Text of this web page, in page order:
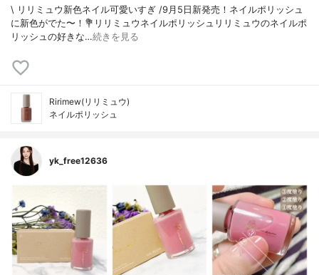
\ リリミュウ新色ネイル可愛いすぎ /⁡9月5日新発売！ネイルポリッシュ
に新色がでた〜！⁡⁡💐リリミュウネイルポリッシュ⁡⁡リリミュウのネイルポ
リッシュの好きな…続きを見る
Ririmew(リリミュウ)
ネイルポリッシュ
yk_free12636